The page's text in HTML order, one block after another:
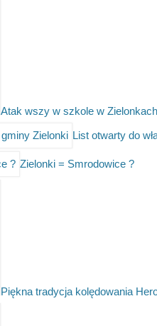
Atak wszy w szkole w
List otwarty do
Zielonki = Smrodowice ?
Piękna tradycja kolędowania